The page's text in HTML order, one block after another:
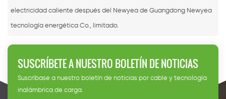
electricidad caliente después del Newyea de Guangdong Newyea
tecnología energética Co., limitado.
SUSCRÍBETE A NUESTRO BOLETÍN DE NOTICIAS
Suscríbase a nuestro boletín de noticias por cable y tecnología
inalámbrica de carga.